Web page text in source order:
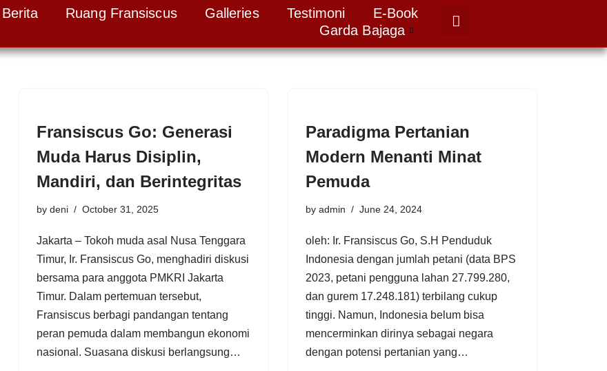
Berita Ruang Fransiscus Galleries Testimoni
E-Book
Garda Bajaga
Fransiscus Go: Generasi
Muda Harus Disiplin,
Mandiri, dan Berintegritas
by deni October 31, 2025
Jakarta – Tokoh muda asal Nusa Tenggara
Timur, Ir. Fransiscus Go, menghadiri diskusi
bersama para anggota PMKRI Jakarta
Timur. Dalam pertemuan tersebut,
Fransiscus berbagi pandangan tentang
peran pemuda dalam membangun ekonomi
nasional. Suasana diskusi berlangsung…
Paradigma Pertanian
Modern Menanti Minat
Pemuda
by admin June 24, 2024
oleh: Ir. Fransiscus Go, S.H Penduduk
Indonesia dengan jumlah petani (data BPS
2023, petani pengguna lahan 27.799.280,
dan gurem 17.248.181) terbilang cukup
tinggi. Namun, Indonesia belum bisa
mencerminkan dirinya sebagai negara
dengan potensi pertanian yang…